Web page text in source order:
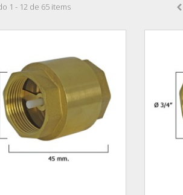
1 - 12 de 65 items